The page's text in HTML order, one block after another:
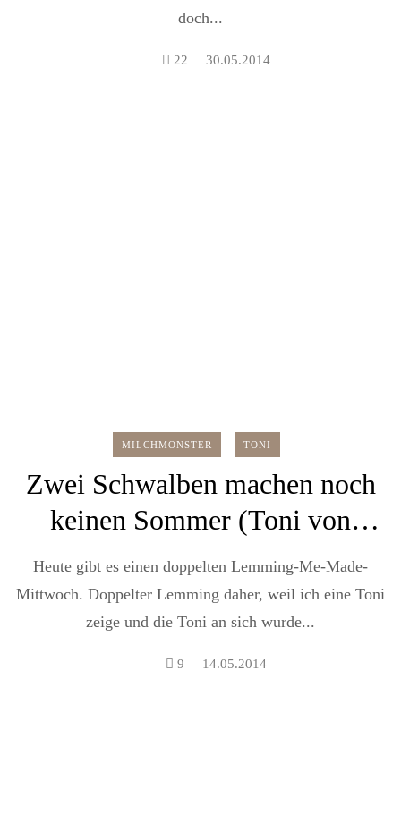
doch...
22 30.05.2014
MILCHMONSTER TONI
Zwei Schwalben machen noch
keinen Sommer (Toni von
Milchmonster)
Heute gibt es einen doppelten Lemming-Me-Made-
Mittwoch. Doppelter Lemming daher, weil ich eine Toni
zeige und die Toni an sich wurde...
9 14.05.2014